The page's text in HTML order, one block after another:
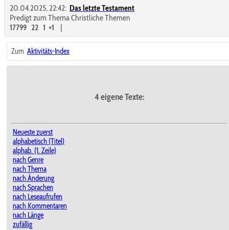
20.04.2025, 22:42: Das letzte Testament
Predigt zum Thema Christliche Themen
17799 22 1 +1 |
Zum Aktivitäts-Index
4 eigene Texte:
Neueste zuerst
alphabetisch (Titel)
alphab. (1. Zeile)
nach Genre
nach Thema
nach Änderung
nach Sprachen
nach Leseaufrufen
nach Kommentaren
nach Länge
zufällig